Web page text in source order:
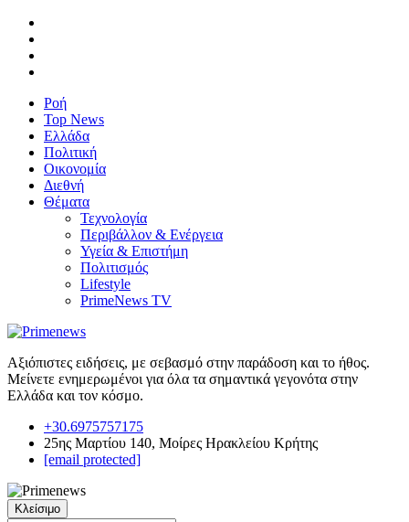
Ροή
Top News
Ελλάδα
Πολιτική
Οικονομία
Διεθνή
Θέματα
Τεχνολογία
Περιβάλλον & Ενέργεια
Υγεία & Επιστήμη
Πολιτισμός
Lifestyle
PrimeNews TV
Αξιόπιστες ειδήσεις, με σεβασμό στην παράδοση και το ήθος.
Μείνετε ενημερωμένοι για όλα τα σημαντικά γεγονότα στην
Ελλάδα και τον κόσμο.
+30.6975757175
25ης Μαρτίου 140, Μοίρες Ηρακλείου Κρήτης
[email protected]
Κλείσιμο